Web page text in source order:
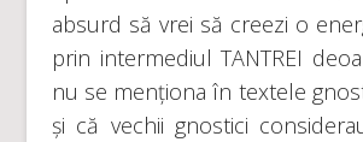
absurd să vrei să creezi o
prin intermediul TANTREI
nu se menționa în textele
și că vechii gnostici